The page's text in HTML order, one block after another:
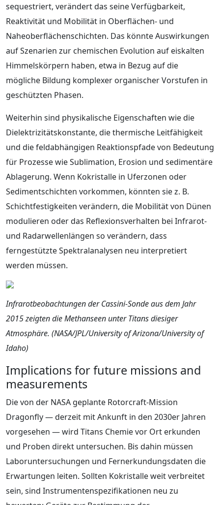
sequestriert, verändert das seine Verfügbarkeit,
Reaktivität und Mobilität in Oberflächen- und
Naheoberflächenschichten. Das könnte Auswirkungen
auf Szenarien zur chemischen Evolution auf eiskalten
Himmelskörpern haben, etwa in Bezug auf die
mögliche Bildung komplexer organischer Vorstufen in
geschützten Phasen.
Weiterhin sind physikalische Eigenschaften wie die
Dielektrizitätskonstante, die thermische Leitfähigkeit
und die feldabhängigen Reaktionspfade von Bedeutung
für Prozesse wie Sublimation, Erosion und sedimentäre
Ablagerung. Wenn Kokristalle in Uferzonen oder
Sedimentschichten vorkommen, könnten sie z. B.
Schichtfestigkeiten verändern, die Mobilität von Dünen
modulieren oder das Reflexionsverhalten bei Infrarot-
und Radarwellenlängen so verändern, dass
ferngestützte Spektralanalysen neu interpretiert
werden müssen.
Infrarotbeobachtungen der Cassini-Sonde aus dem Jahr
2015 zeigten die Methanseen unter Titans diesiger
Atmosphäre. (NASA/JPL/University of Arizona/University of
Idaho)
Implications for future missions and
measurements
Die von der NASA geplante Rotorcraft-Mission
Dragonfly — derzeit mit Ankunft in den 2030er Jahren
vorgesehen — wird Titans Chemie vor Ort erkunden
und Proben direkt untersuchen. Bis dahin müssen
Laboruntersuchungen und Fernerkundungsdaten die
Erwartungen leiten. Sollten Kokristalle weit verbreitet
sein, sind Instrumentenspezifikationen neu zu